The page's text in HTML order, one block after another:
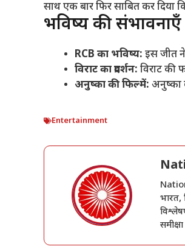
साथ एक बार फिर साबित कर दिया
भविष्य की संभावनाएँ
RCB का भविष्य: इस जीत ने
विराट का प्रदर्शन: विराट की
अनुष्का की फिल्में: अनुष्का
Entertainment
भारत,